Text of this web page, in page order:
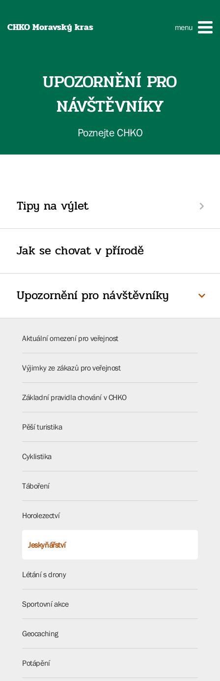
CHKO Moravský kras menu
UPOZORNĚNÍ PRO
NÁVŠTĚVNÍKY
Poznejte CHKO
Tipy na výlet
Jak se chovat v přírodě
Upozornění pro návštěvníky
Aktuální omezení pro veřejnost
Výjimky ze zákazů pro veřejnost
Základní pravidla chování v CHKO
Pěší turistika
Cyklistika
Táboření
Horolezectví
Jeskyňářství
Létání s drony
Sportovní akce
Geocaching
Potápění